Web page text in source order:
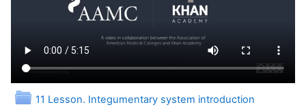
11 Lesson. Integumentary system introduction
Папка